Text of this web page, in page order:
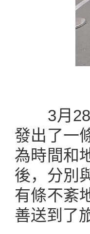
3月28
發出了一
為時間和
後，分別
有條不紊
善送到了